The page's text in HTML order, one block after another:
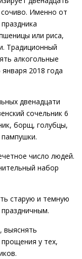
Именно от
или риса,
Традиционный
алкогольные
2018 года
двенадцати
сочельник 6
борщ, голубцы,
число людей.
набор
старую и темную
выяснять
у тех,